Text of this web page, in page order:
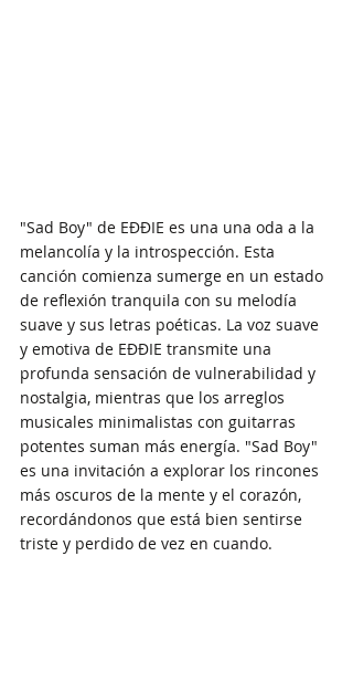
"Sad Boy" de EĐĐIE es una una oda a la
melancolía y la introspección. Esta
canción comienza sumerge en un estado
de reflexión tranquila con su melodía
suave y sus letras poéticas. La voz suave
y emotiva de EĐĐIE transmite una
profunda sensación de vulnerabilidad y
nostalgia, mientras que los arreglos
musicales minimalistas con guitarras
potentes suman más energía. "Sad Boy"
es una invitación a explorar los rincones
más oscuros de la mente y el corazón,
recordándonos que está bien sentirse
triste y perdido de vez en cuando.